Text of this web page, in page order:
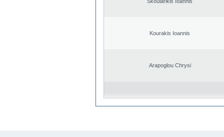
Kourakis Ioannis
Arapoglou Chrysi